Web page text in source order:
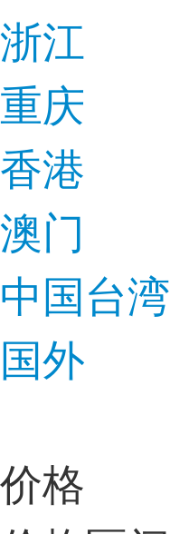
浙江
重庆
香港
澳门
中国台湾
国外
价格